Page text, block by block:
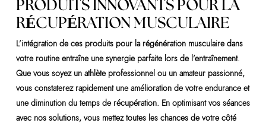
PRODUITS INNOVANTS POUR LA
RÉCUPÉRATION MUSCULAIRE
L’intégration de ces produits pour la régénération musculaire dans
votre routine entraîne une synergie parfaite lors de l’entraînement.
Que vous soyez un athlète professionnel ou un amateur passionné,
vous constaterez rapidement une amélioration de votre endurance et
une diminution du temps de récupération. En optimisant vos séances
avec nos solutions, vous mettez toutes les chances de votre côté